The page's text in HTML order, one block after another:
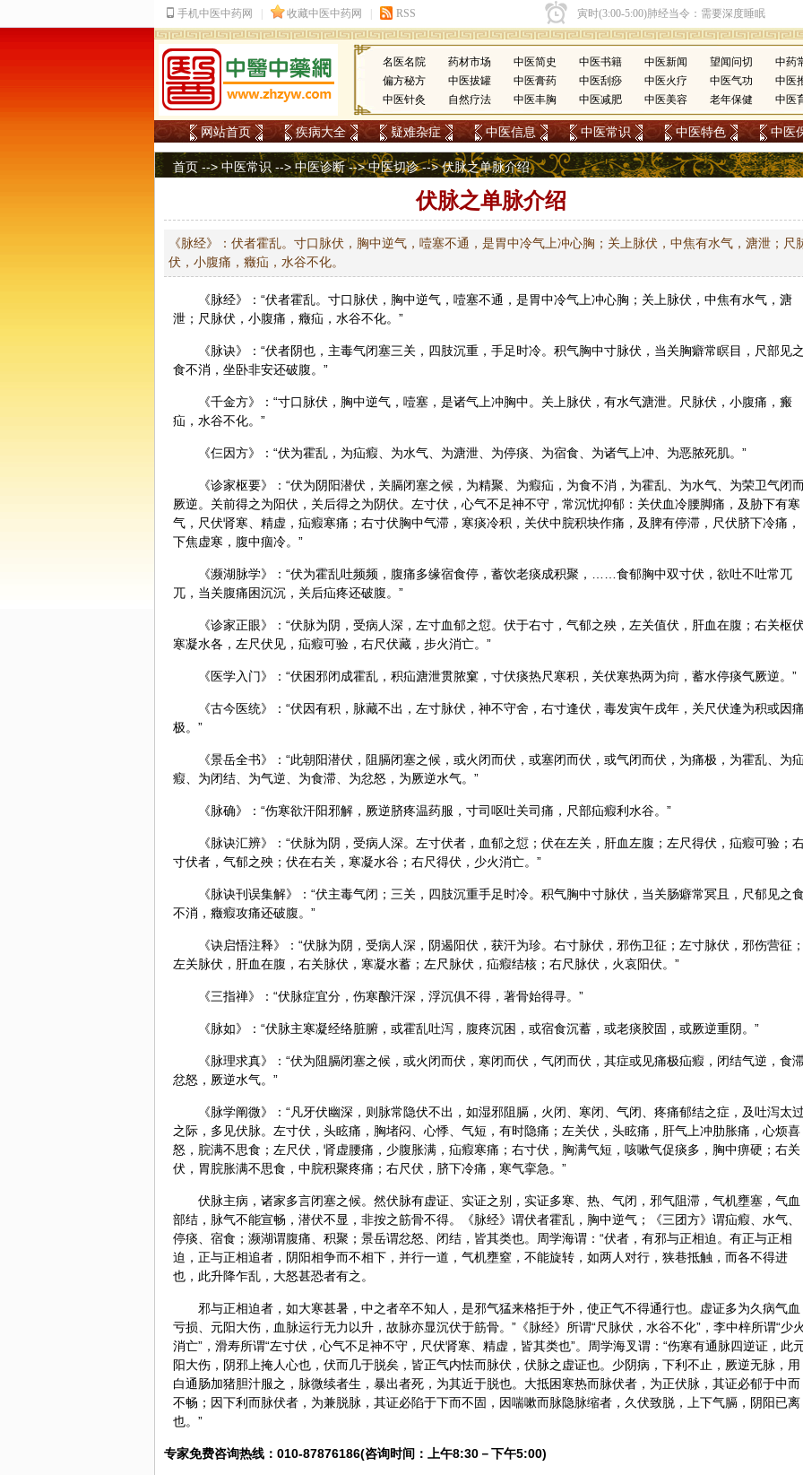
名医名院 药材市场 中医简史 中医书籍 中医新闻 望闻问切
中药
偏方秘方
中医拔罐 中医膏药 中医刮痧 中医火疗 中医气功
中医
中医针灸
自然疗法 中医丰胸 中医减肥 中医美容 老年保健 中医
网站首页 疾病大全 疑难杂症 中医信息 中医常识 中医特色 中医
首页 -->中医常识 -->中医诊断-->中医切诊--> 伏脉之单脉介绍
伏脉之单脉介绍
《脉经》：伏者霍乱。寸口脉伏，胸中逆气，噎塞不通，是胃中冷气上冲心胸；关上脉伏，中焦有水气，溏泄；尺
伏，小腹痛，癥疝，水谷不化。
《脉经》：“伏者霍乱。寸口脉伏，胸中逆气，噎塞不通，是胃中冷气上冲心胸；关上脉伏，中焦有水气，溏
泄；尺脉伏，小腹痛，癥疝，水谷不化。”
《脉诀》：“伏者阴也，主毒气闭塞三关，四肢沉重，手足时冷。积气胸中寸脉伏，当关胸癖常瞑目，尺部见
食不消，坐卧非安还破腹。”
《千金方》：“寸口脉伏，胸中逆气，噎塞，是诸气上冲胸中。关上脉伏，有水气溏泄。尺脉伏，小腹痛，瘢
疝，水谷不化。”
《仨因方》：“伏为霍乱，为疝瘕、为水气、为溏泄、为停痰、为宿食、为诸气上冲、为恶脓死肌。”
《诊家枢要》：“伏为阴阳潜伏，关膈闭塞之候，为精聚、为瘕疝，为食不消，为霍乱、为水气、为荣卫气闭
厥逆。关前得之为阳伏，关后得之为阴伏。左寸伏，心气不足神不守，常沉忧抑郁：关伏血冷腰脚痛，及胁下有寒
气，尺伏肾寒、精虚，疝瘕寒痛；右寸伏胸中气滞，寒痰冷积，关伏中脘积块作痛，及脾有停滞，尺伏脐下冷痛，
下焦虚寒，腹中痼冷。”
《濒湖脉学》：“伏为霍乱吐频频，腹痛多缘宿食停，蓄饮老痰成积聚，……食郁胸中双寸伏，欲吐不吐常兀
兀，当关腹痛困沉沉，关后疝疼还破腹。”
《诊家正眼》：“伏脉为阴，受病人深，左寸血郁之愆。伏于右寸，气郁之殃，左关值伏，肝血在腹；右关枢
寒凝水各，左尺伏见，疝瘕可验，右尺伏藏，步火消亡。”
《医学入门》：“伏困邪闭成霍乱，积疝溏泄贯脓窠，寸伏痰热尺寒积，关伏寒热两为疴，蓄水停痰气厥逆。”
《古今医统》：“伏因有积，脉藏不出，左寸脉伏，神不守舍，右寸逢伏，毒发寅午戌年，关尺伏逢为积或因
极。”
《景岳全书》：“此朝阳潜伏，阻膈闭塞之候，或火闭而伏，或塞闭而伏，或气闭而伏，为痛极，为霍乱、为
瘕、为闭结、为气逆、为食滞、为忿怒，为厥逆水气。”
《脉确》：“伤寒欲汗阳邪解，厥逆脐疼温药服，寸司呕吐关司痛，尺部疝瘕利水谷。”
《脉诀汇辨》：“伏脉为阴，受病人深。左寸伏者，血郁之愆；伏在左关，肝血左腹；左尺得伏，疝瘕可验；
寸伏者，气郁之殃；伏在右关，寒凝水谷；右尺得伏，少火消亡。”
《脉诀刊误集解》：“伏主毒气闭；三关，四肢沉重手足时冷。积气胸中寸脉伏，当关肠癖常冥且，尺郁见之
不消，癥瘕攻痛还破腹。”
《诀启悟注释》：“伏脉为阴，受病人深，阴遏阳伏，获汗为珍。右寸脉伏，邪伤卫征；左寸脉伏，邪伤营征
左关脉伏，肝血在腹，右关脉伏，寒凝水蓄；左尺脉伏，疝瘕结核；右尺脉伏，火哀阳伏。”
《三指禅》：“伏脉症宜分，伤寒酿汗深，浮沉俱不得，著骨始得寻。”
《脉如》：“伏脉主寒凝经络脏腑，或霍乱吐泻，腹疼沉困，或宿食沉蓄，或老痰胶固，或厥逆重阴。”
《脉理求真》：“伏为阻膈闭塞之候，或火闭而伏，寒闭而伏，气闭而伏，其症或见痛极疝瘕，闭结气逆，食
忿怒，厥逆水气。”
《脉学阐微》：“凡牙伏幽深，则脉常隐伏不出，如湿邪阻膈，火闭、寒闭、气闭、疼痛郁结之症，及吐泻太
之际，多见伏脉。左寸伏，头眩痛，胸堵闷、心悸、气短，有时隐痛；左关伏，头眩痛，肝气上冲肋胀痛，心烦喜
怒，脘满不思食；左尺伏， 肾虚腰痛，少腹胀满，疝瘕寒痛；右寸伏，胸满气短，咳嗽气促痰多，胸中痹硬；右关
伏，胃脘胀满不思食，中脘积聚疼痛；右尺伏，脐下冷痛，寒气挛急。”
伏脉主病，诸家多言闭塞之候。然伏脉有虚证、实证之别，实证多寒、热、气闭，邪气阻滞，气机壅塞，气血
部结，脉气不能宣畅，潜伏不显，非按之筋骨不得。《脉经》谓伏者霍乱，胸中逆气；《三团方》谓疝瘕、水气、
停痰、宿食；濒湖谓腹痛、积聚；景岳谓忿怒、闭结，皆其类也。周学海谓：“伏者，有邪与正相迫。有正与正相
迫，正与正相追者，阴阳相争而不相下，并行一道，气机壅窒，不能旋转，如两人对行，狭巷抵触，而各不得进
也，此升降乍乱，大怒甚恐者有之。
邪与正相迫者，如大寒甚暑，中之者卒不知人，是邪气猛来格拒于外，使正气不得通行也。虚证多为久病气血
亏损、元阳大伤，血脉运行无力以升，故脉亦显沉伏于筋骨。”《脉经》所谓“尺脉伏，水谷不化”，李中梓所谓“少
消亡”，滑寿所谓“左寸伏，心气不足神不守，尺伏肾寒、精虚，皆其类也”。周学海叉谓：“伤寒有通脉四逆证，此
阳大伤，阴邪上掩人心也，伏而几于脱矣，皆正气内怯而脉伏，伏脉之虚证也。少阴病，下利不止，厥逆无脉，用
白通肠加猪胆汁服之，脉微续者生，暴出者死，为其近于脱也。大抵困寒热而脉伏者，为正伏脉，其证必郁于中而
不畅；因下利而脉伏者，为兼脱脉，其证必陷于下而不固，因喘嗽而脉隐脉缩者，久伏致脱，上下气膈，阴阳已离
也。”
专家免费咨询热线：010-87876186(咨询时间：上午8:30－下午5:00)